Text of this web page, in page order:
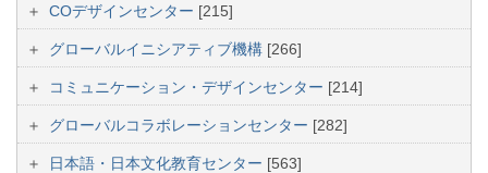
COデザインセンター [215]
グローバルイニシアティブ機構 [266]
コミュニケーション・デザインセンター [214]
グローバルコラボレーションセンター [282]
日本語・日本文化教育センター [563]